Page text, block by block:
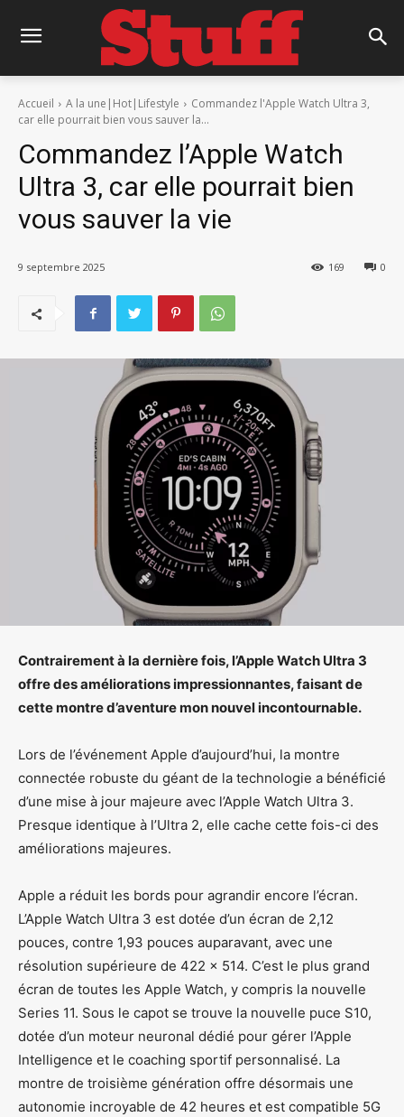
Accueil A la une|Hot|Lifestyle
Commandez l'Apple Watch Ultra 3,
car elle pourrait bien vous sauver la...
Commandez l’Apple Watch
Ultra 3, car elle pourrait bien
vous sauver la vie
9 septembre 2025 0
169
Contrairement à la dernière fois, l’Apple Watch Ultra 3
offre des améliorations impressionnantes, faisant de
cette montre d’aventure mon nouvel incontournable.
Lors de l’événement Apple d’aujourd’hui, la montre
connectée robuste du géant de la technologie a bénéficié
d’une mise à jour majeure avec l’Apple Watch Ultra 3.
Presque identique à l’Ultra 2, elle cache cette fois-ci des
améliorations majeures.
Apple a réduit les bords pour agrandir encore l’écran.
L’Apple Watch Ultra 3 est dotée d’un écran de 2,12
pouces, contre 1,93 pouces auparavant, avec une
résolution supérieure de 422 × 514. C’est le plus grand
écran de toutes les Apple Watch, y compris la nouvelle
Series 11. Sous le capot se trouve la nouvelle puce S10,
dotée d’un moteur neuronal dédié pour gérer l’Apple
Intelligence et le coaching sportif personnalisé. La
montre de troisième génération offre désormais une
autonomie incroyable de 42 heures et est compatible 5G